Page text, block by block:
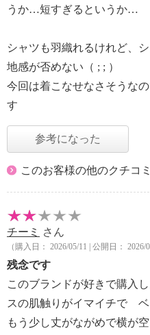
うか…短すぎるというか…
シャツも羽織れるけれど、
地感が否めない（ ; ; ）
今回は着こなせなさそうな
す
参考になった
このお客様の他のクチコ
チーミ さん
（購入日： 2026/05/11 | 公開日： 2026/
残念です
このブランドが好きで購入
スの肌触りがイマイチで
もう少し丈がながめで横が